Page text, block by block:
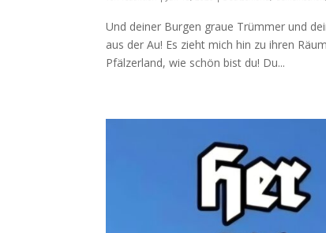
Und deiner Burgen graue Trümmer und
aus der Au! Es zieht mich hin zu ihren
Pfälzerland, wie schön bist du! Du...